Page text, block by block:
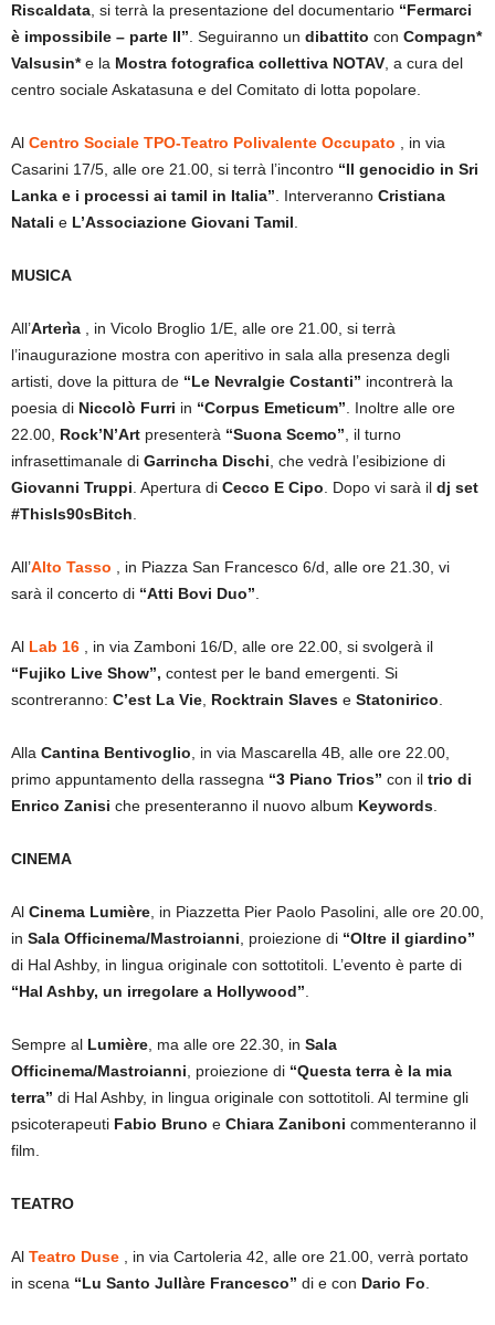
Riscaldata , si terrà la presentazione del documentario “Fermarci
è impossibile – parte II” . Seguiranno un dibattito con Compagn*
Valsusin*e la Mostra fotografica collettiva NOTAV , a cura del
centro sociale Askatasuna e del Comitato di lotta popolare.
Al Centro Sociale TPO-Teatro Polivalente Occupato
, in via
Casarini 17/5, alle ore 21.00, si terrà l’incontro “Il genocidio in Sri
Lanka e i processi ai tamil in Italia” . Interveranno Cristiana
Natali e L’Associazione Giovani Tamil
MUSICA
All’Arterìa , in Vicolo Broglio 1/E, alle ore 21.00, si terrà
l’inaugurazione mostra con aperitivo in sala alla presenza degli
artisti, dove la pittura de “Le Nevralgie Costanti” incontrerà la
poesia di Niccolò Furri in “Corpus Emeticum” . Inoltre alle ore
22.00, Rock’N’Art presenterà “Suona Scemo” , il turno
infrasettimanale di Garrincha Dischi , che vedrà l’esibizione di
Giovanni Truppi . Apertura di Cecco E Cipo . Dopo vi sarà il dj set
#ThisIs90sBitch
All’Alto Tasso
, in Piazza San Francesco 6/d, alle ore 21.30, vi
sarà il concerto di “Atti Bovi Duo”
Al Lab 16
, in via Zamboni 16/D, alle ore 22.00, si svolgerà il
“Fujiko Live Show”, contest per le band emergenti. Si
scontreranno: C’est La Vie Rocktrain Slaves e Statonirico
Alla Cantina Bentivoglio , in via Mascarella 4B, alle ore 22.00,
primo appuntamento della rassegna “3 Piano Trios” con il trio di
Enrico Zanisi che presenteranno il nuovo album Keywords
CINEMA
Al Cinema Lumière , in Piazzetta Pier Paolo Pasolini, alle ore 20.00,
in Sala Officinema/Mastroianni , proiezione di “Oltre il giardino”
di Hal Ashby, in lingua originale con sottotitoli. L’evento è parte di
“Hal Ashby, un irregolare a Hollywood”
Sempre al Lumière , ma alle ore 22.30, in Sala
Officinema/Mastroianni , proiezione di “Questa terra è la mia
terra” di Hal Ashby, in lingua originale con sottotitoli. Al termine gli
psicoterapeuti Fabio Bruno e Chiara Zaniboni commenteranno il
film.
TEATRO
Al Teatro Duse
, in via Cartoleria 42, alle ore 21.00, verrà portato
in scena “Lu Santo Jullàre Francesco” di e con Dario Fo